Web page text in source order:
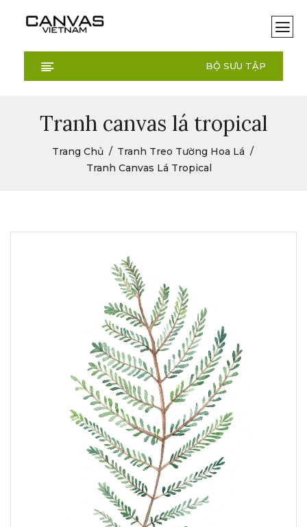
BỘ SƯU TẬP
Tranh canvas lá tropical
Trang Chủ
Tranh Treo Tường Hoa Lá
Tranh Canvas Lá Tropical